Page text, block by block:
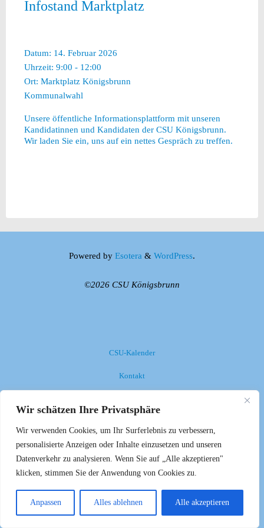
Wir schätzen Ihre Privatsphäre
Wir verwenden Cookies, um Ihr Surferlebnis zu verbessern,
personalisierte Anzeigen oder Inhalte einzusetzen und unseren
Datenverkehr zu analysieren. Wenn Sie auf „Alle akzeptieren"
klicken, stimmen Sie der Anwendung von Cookies zu.
Anpassen Alles ablehnen Alle akzeptieren
Infostand Marktplatz
Datum: 14. Februar 2026
Uhrzeit: 9:00 - 12:00
Ort: Marktplatz Königsbrunn
Kommunalwahl
Unsere öffentliche Informationsplattform mit unseren
Kandidatinnen und Kandidaten der CSU Königsbrunn.
Wir laden Sie ein, uns auf ein nettes Gespräch zu treffen.
Powered by Esotera & WordPress.
©2026 CSU Königsbrunn
CSU-Kalender
Kontakt
Anmelden